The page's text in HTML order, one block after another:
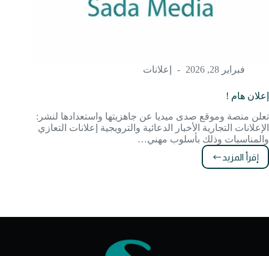
فبراير 28, 2026 إعلانات
إعلان هام !
تعلن منصة وموقع صدى ميديا عن جاهزيتها واستعدادها لنشر:
الإعلانات التجارية الأخبار الدعائية والترويجية إعلانات التعازي
والمناسبات وذلك بأسلوب مهني…
إقرأ المزيد
إعلان
هام